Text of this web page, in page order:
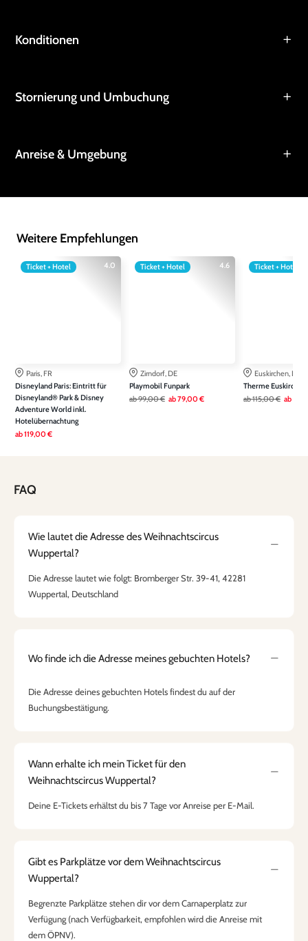
Konditionen
Stornierung und Umbuchung
Anreise & Umgebung
Weitere Empfehlungen
4.0
Ticket + Hotel
Paris, FR
Disneyland Paris: Eintritt für
Disneyland® Park & Disney
Adventure World inkl.
Hotelübernachtung
ab119,00 €
4.6
Ticket + Hotel
Zirndorf, DE
Playmobil Funpark
ab99,00 € ab79,00 €
Ticket + Hotel
Euskirchen, DE
Therme Euskirchen
ab115,00 € ab
FAQ
Wie lautet die Adresse des Weihnachtscircus
Wuppertal?
Die Adresse lautet wie folgt: Bromberger Str. 39-41, 42281
Wuppertal, Deutschland
Wo finde ich die Adresse meines gebuchten Hotels?
Die Adresse deines gebuchten Hotels findest du auf der
Buchungsbestätigung.
Wann erhalte ich mein Ticket für den
Weihnachtscircus Wuppertal?
Deine E-Tickets erhältst du bis 7 Tage vor Anreise per E-Mail.
Gibt es Parkplätze vor dem Weihnachtscircus
Wuppertal?
Begrenzte Parkplätze stehen dir vor dem Carnaperplatz zur
Verfügung (nach Verfügbarkeit, empfohlen wird die Anreise mit
dem ÖPNV).